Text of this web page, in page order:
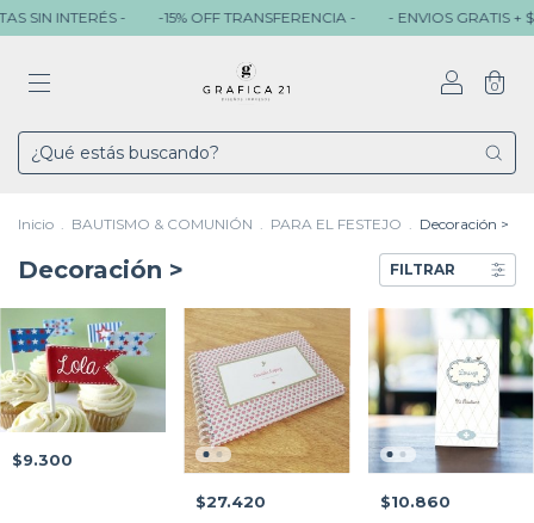
SIN INTERÉS - -15% OFF TRANSFERENCIA - - ENVIOS GRATIS + $
0
Inicio . BAUTISMO & COMUNIÓN . PARA EL FESTEJO . Decoración >
Decoración > FILTRAR
$9.300
$27.420 $10.860